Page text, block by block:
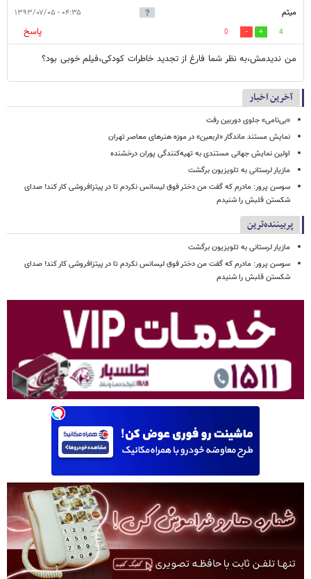
میثم ۰۴:۳۵ - ۱۳۹۳/۰۷/۰۵
4
0
پاسخ
من ندیدمش،به نظر شما فارغ از تجدید خاطرات کودکی،فیلم خوبی بود؟
آخرین اخبار
«بی‌نامی» جلوی دوربین رفت
نمایش مستند ماندگار «اربعین» در موزه هنرهای معاصر تهران
اولین نمایش جهانی مستندی به تهیه‌کنندگی پوران درخشنده
مازیار لرستانی به تلویزیون برگشت
سوسن پرور: مادرم که گفت من دختر فوق‌ لیسانس نکردم تا در پیتزافروشی کار کند! صدای
شکستن قلبش را شنیدم
پربیننده‌ترین
مازیار لرستانی به تلویزیون برگشت
سوسن پرور: مادرم که گفت من دختر فوق‌ لیسانس نکردم تا در پیتزافروشی کار کند! صدای
شکستن قلبش را شنیدم